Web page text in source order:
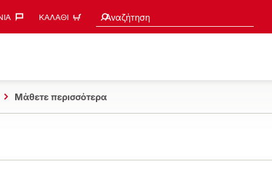
ΚΑΛΆΘΙ Αναζήτηση
Search suggestions
Μάθετε περισσότερα